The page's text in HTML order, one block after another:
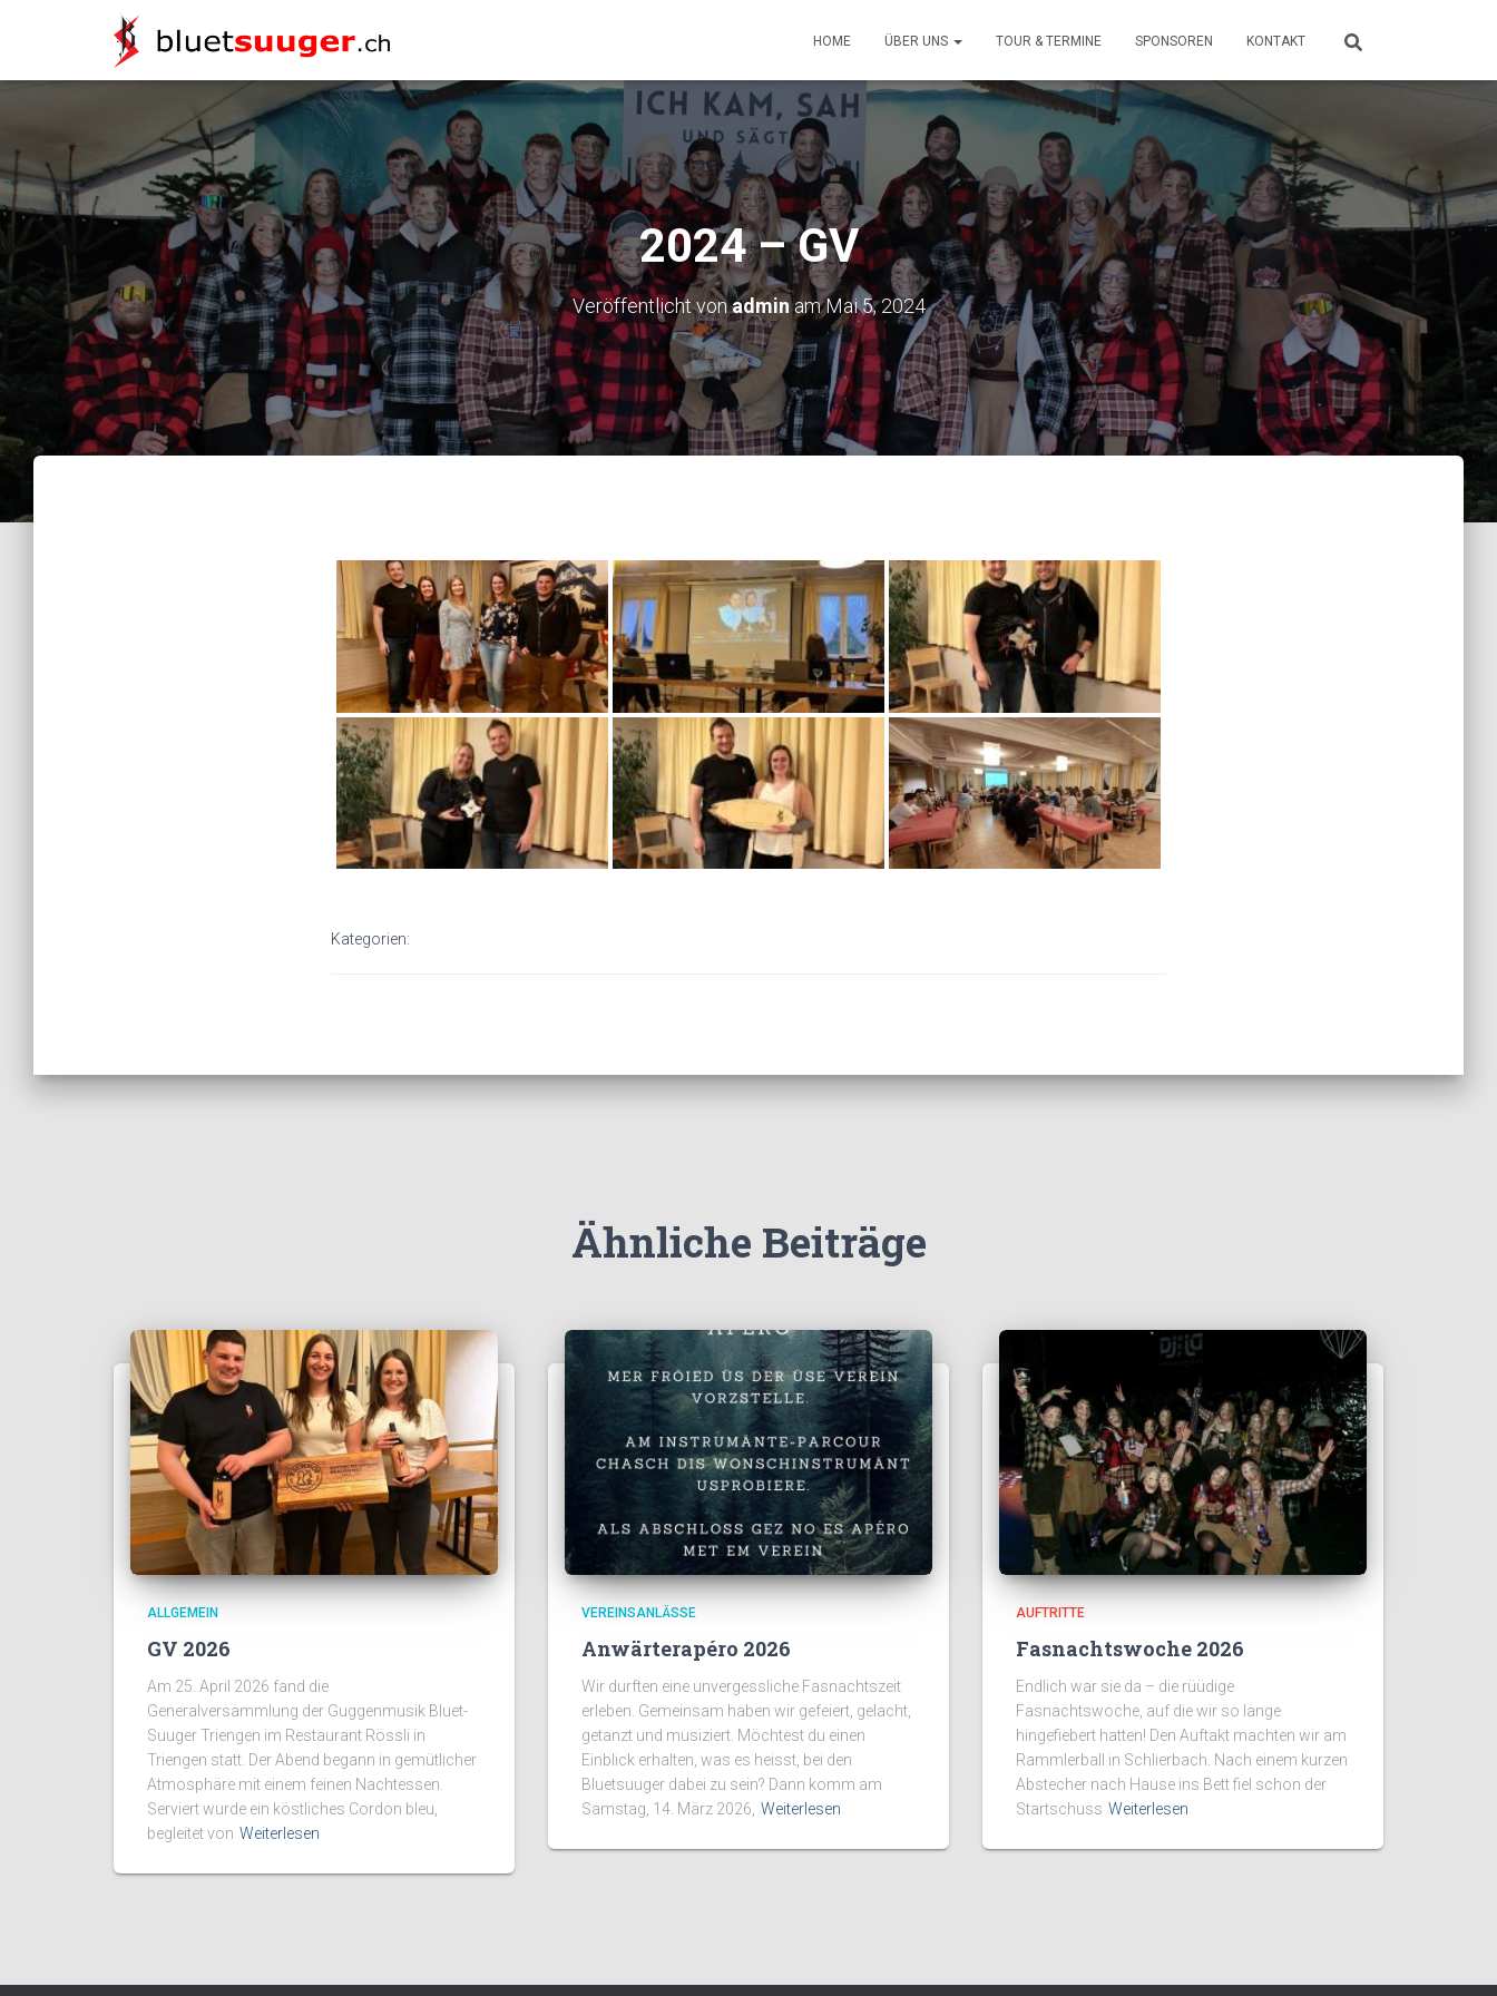
HOME ÜBER UNS TOUR & TERMINE SPONSOREN KONTAKT
2024 – GV
Veröffentlicht vonadminamMai 5, 2024
Kategorien:
Ähnliche Beiträge
ALLGEMEIN
GV 2026
Am 25. April 2026 fand die
Generalversammlung der Guggenmusik Bluet-
Suuger Triengen im Restaurant Rössli in
Triengen statt. Der Abend begann in gemütlicher
Atmosphäre mit einem feinen Nachtessen.
Serviert wurde ein köstliches Cordon bleu,
begleitet von Weiterlesen
VEREINSANLÄSSE
Anwärterapéro 2026
Wir durften eine unvergessliche Fasnachtszeit
erleben. Gemeinsam haben wir gefeiert, gelacht,
getanzt und musiziert. Möchtest du einen
Einblick erhalten, was es heisst, bei den
Bluetsuuger dabei zu sein? Dann komm am
Samstag, 14. März 2026, Weiterlesen
AUFTRITTE
Fasnachtswoche 2026
Endlich war sie da – die rüüdige
Fasnachtswoche, auf die wir so lange
hingefiebert hatten! Den Auftakt machten wir am
Rammlerball in Schlierbach. Nach einem kurzen
Abstecher nach Hause ins Bett fiel schon der
Startschuss Weiterlesen